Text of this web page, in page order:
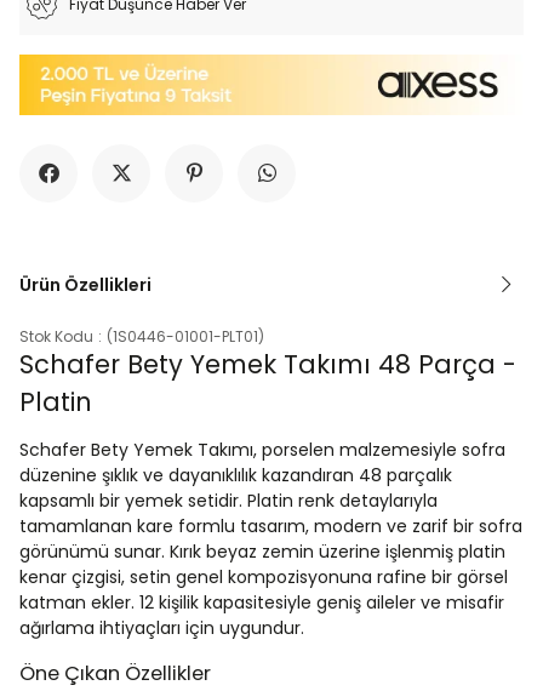
Fiyat Düşünce Haber Ver
Ürün Özellikleri
Stok Kodu (1S0446-01001-PLT01)
Schafer Bety Yemek Takımı 48 Parça -
Platin
Schafer Bety Yemek Takımı, porselen malzemesiyle sofra
düzenine şıklık ve dayanıklılık kazandıran 48 parçalık
kapsamlı bir yemek setidir. Platin renk detaylarıyla
tamamlanan kare formlu tasarım, modern ve zarif bir sofra
görünümü sunar. Kırık beyaz zemin üzerine işlenmiş platin
kenar çizgisi, setin genel kompozisyonuna rafine bir görsel
katman ekler. 12 kişilik kapasitesiyle geniş aileler ve misafir
ağırlama ihtiyaçları için uygundur.
Öne Çıkan Özellikler